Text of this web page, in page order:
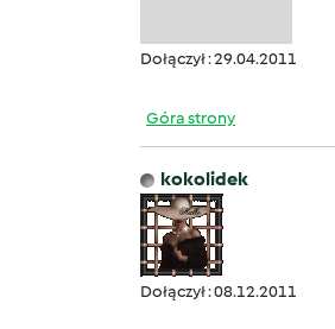
Dołączył : 29.04.2011
Góra strony
kokolidek
Dołączył : 08.12.2011